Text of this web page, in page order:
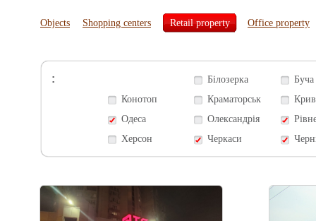
Objects Shopping centers Retail property Office property
: Білозерка
Буча
Конотоп
Краматорськ
Одеса
Олександрія
Херсон
Черкаси